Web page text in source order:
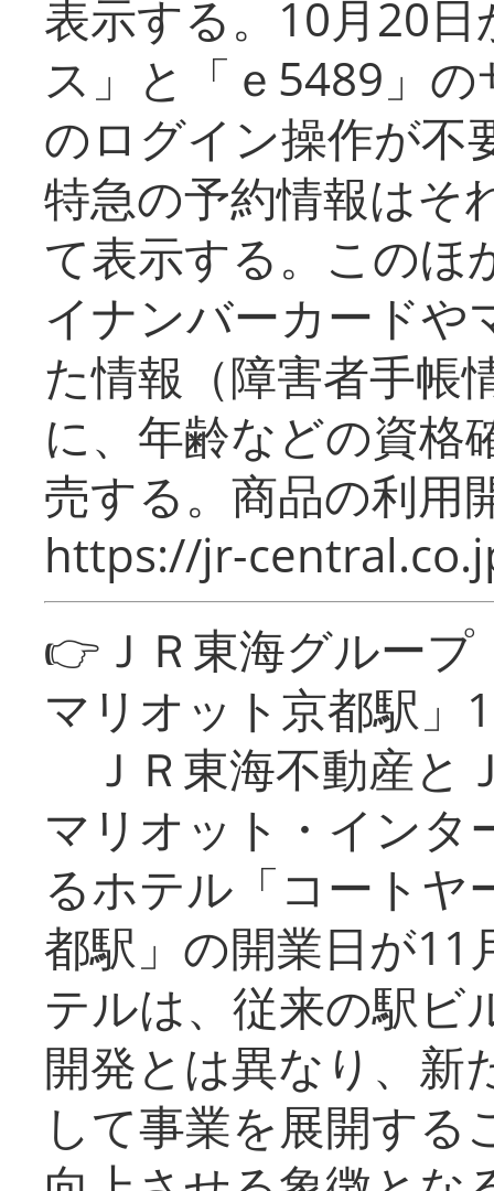
表示する。10月20
ス」と「ｅ5489」
のログイン操作が不
特急の予約情報はそ
て表示する。このほ
イナンバーカードや
た情報（障害者手帳
に、年齢などの資格
売する。商品の利用
https://jr-
👉ＪＲ東海グルー
マリオット京都駅」
ＪＲ東海不動産と
マリオット・インタ
るホテル「コートヤ
都駅」の開業日が11
テルは、従来の駅ビ
開発とは異なり、新
して事業を展開する